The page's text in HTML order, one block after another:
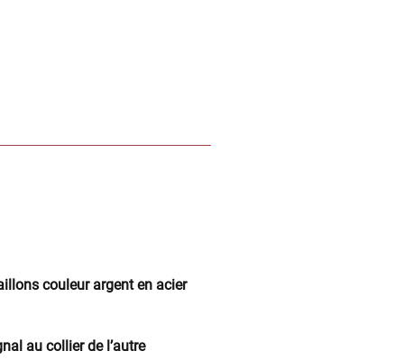
couleur argent en acier
au collier de l’autre